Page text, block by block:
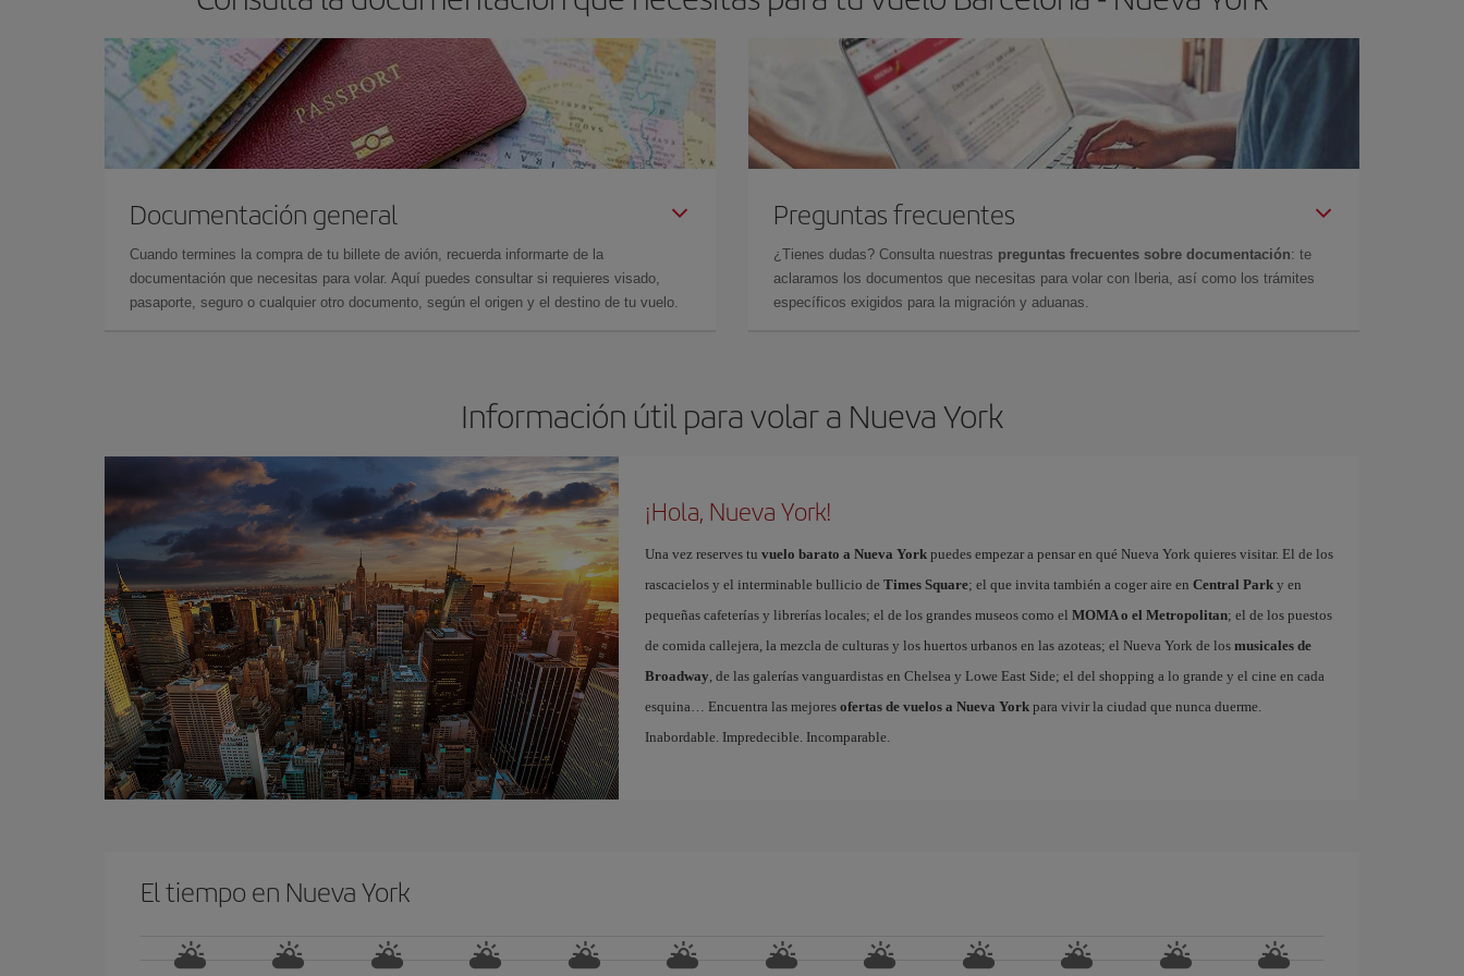
Documentación general
Cuando termines la compra de tu billete de avión, recuerda informarte de la
documentación que necesitas para volar. Aquí puedes consultar si requieres visado,
pasaporte, seguro o cualquier otro documento, según el origen y el destino de tu vuelo.
Preguntas frecuentes
¿Tienes dudas? Consulta nuestras preguntas frecuentes sobre documentación: te
aclaramos los documentos que necesitas para volar con Iberia, así como los trámites
específicos exigidos para la migración y aduanas.
Información útil para volar a Nueva York
¡Hola, Nueva York!
Una vez reserves tu vuelo barato a Nueva Yorkpuedes empezar a pensar en qué Nueva York quieres visitar. El de los
rascacielos y el interminable bullicio de Times Square; el que invita también a coger aire en Central Parky en
pequeñas cafeterías y librerías locales; el de los grandes museos como el MOMA o el Metropolitan; el de los puestos
de comida callejera, la mezcla de culturas y los huertos urbanos en las azoteas; el Nueva York de los musicales de
Broadway, de las galerías vanguardistas en Chelsea y Lowe East Side; el del shopping a lo grande y el cine en cada
esquina… Encuentra las mejores ofertas de vuelos a Nueva Yorkpara vivir la ciudad que nunca duerme.
Inabordable. Impredecible. Incomparable.
El tiempo en Nueva York